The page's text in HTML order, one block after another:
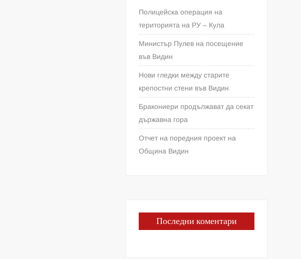
Полицейска операция на
територията на РУ – Кула
Министър Пулев на посещение
във Видин
Нови гледки между старите
крепостни стени във Видин
Бракониери продължават да секат
държавна гора
Отчет на поредния проект на
Община Видин
Последни коментари